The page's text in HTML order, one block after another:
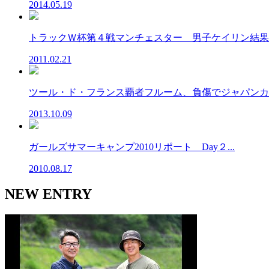
2014.05.19
トラックＷ杯第４戦マンチェスター 男子ケイリン結
2011.02.21
ツール・ド・フランス覇者フルーム、負傷でジャパン
2013.10.09
ガールズサマーキャンプ2010リポート Day２...
2010.08.17
NEW ENTRY